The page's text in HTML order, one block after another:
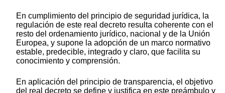
En cumplimiento del principio de seguridad jurídica, la
regulación de este real decreto resulta coherente con el
resto del ordenamiento jurídico, nacional y de la Unión
Europea, y supone la adopción de un marco normativo
estable, predecible, integrado y claro, que facilita su
conocimiento y comprensión.
En aplicación del principio de transparencia, el objetivo
del real decreto se define y justifica en este preámbulo y